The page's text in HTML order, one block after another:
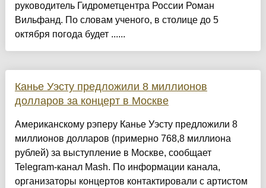
руководитель Гидрометцентра России Роман
Вильфанд. По словам ученого, в столице до 5
октября погода будет ......
Канье Уэсту предложили 8 миллионов
долларов за концерт в Москве
Американскому рэперу Канье Уэсту предложили 8
миллионов долларов (примерно 768,8 миллиона
рублей) за выступление в Москве, сообщает
Telegram-канал Mash. По информации канала,
организаторы концертов контактировали с артистом